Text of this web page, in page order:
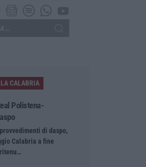
CALABRIA
Polistena-
di daspo,
Calabria a fine